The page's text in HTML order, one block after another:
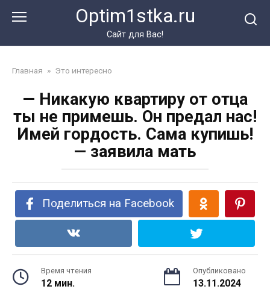
Optim1stka.ru
Сайт для Вас!
Главная » Это интересно
— Никакую квартиру от отца
ты не примешь. Он предал нас!
Имей гордость. Сама купишь!
— заявила мать
Поделиться на Facebook
Время чтения
12 мин.
Опубликовано
13.11.2024